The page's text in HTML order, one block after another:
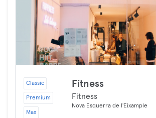
Classic
Premium
Max
Fitness
Fitness
Nova Esquerra de l'Eixample